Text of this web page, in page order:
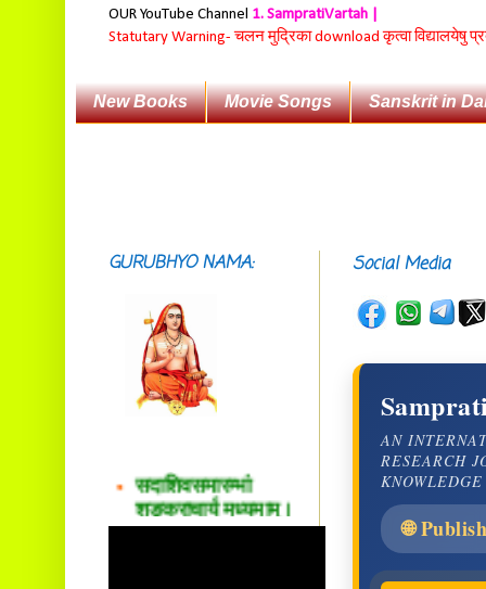
OUR YouTube Channel 1. SampratiVartah |
Statutary Warning- चलन मुद्रिका download कृत्वा विद्यालयेषु
New Books Movie Songs Sanskrit in
Social Media
AN
RESEARCH
🌐
GURUBHYO NAMA:
शङ्कराचार्य मध्यमाम्।
अस्मदाचार्यपर्यन्तां